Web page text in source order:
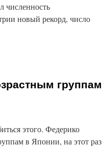
численность
новый рекорд, число
группам
этого. Федерико
в Японии, на этот раз